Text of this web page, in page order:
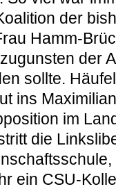
der
Hamm-
der
sollte.
ins
im
die
ein CSU-